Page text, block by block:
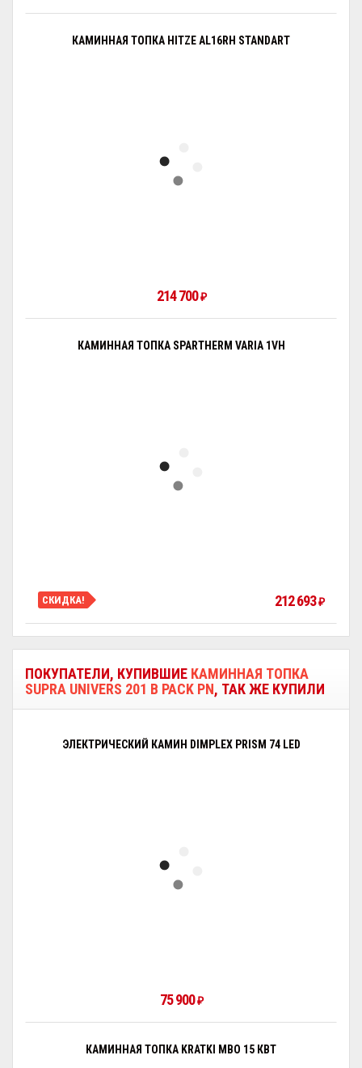
КАМИННАЯ ТОПКА HITZE AL16RH STANDART
214 700₽
КАМИННАЯ ТОПКА SPARTHERM VARIA 1VH
СКИДКА! 212 693₽
ПОКУПАТЕЛИ, КУПИВШИЕ КАМИННАЯ ТОПКА
SUPRA UNIVERS 201 B PACK PN, ТАК ЖЕ КУПИЛИ
ЭЛЕКТРИЧЕСКИЙ КАМИН DIMPLEX PRISM 74 LED
75 900₽
КАМИННАЯ ТОПКА KRATKI MBO 15 КВТ